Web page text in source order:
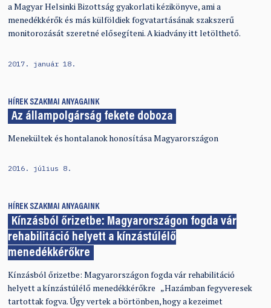
a Magyar Helsinki Bizottság gyakorlati kézikönyve, ami a
menedékkérők és más külföldiek fogvatartásának szakszerű
monitorozását szeretné elősegíteni. A kiadvány itt letölthető.
2017. január 18.
HÍREK SZAKMAI ANYAGAINK
Az állampolgárság fekete doboza
Menekültek és hontalanok honosítása Magyarországon
2016. július 8.
HÍREK SZAKMAI ANYAGAINK
Kínzásból őrizetbe: Magyarországon fogda vár
rehabilitáció helyett a kínzástúlélő
menedékkérőkre
Kínzásból őrizetbe: Magyarországon fogda vár rehabilitáció
helyett a kínzástúlélő menedékkérőkre „Hazámban fegyveresek
tartottak fogva. Úgy vertek a börtönben, hogy a kezeimet